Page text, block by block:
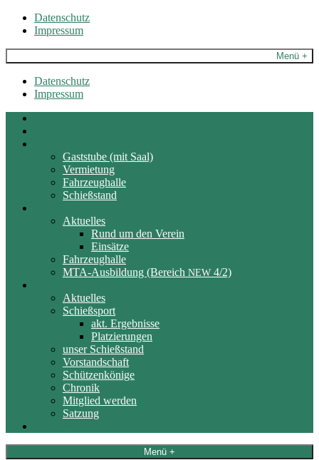
Skip
Datenschutz
Impressum
Menü +
Datenschutz
Impressum
Gaststube (mit Saal)
Vermietung
Fahrzeughalle
Schießstand
Aktuelles
Rund um den Verein
Einsätze
Fahrzeughalle
MTA-Ausbildung (Bereich NEW 4/2)
Aktuelles
Schießsport
akt. Ergebnisse
Platzierungen
unser Schießstand
Vorstandschaft
Schützenkönige
Chronik
Mitglied werden
Satzung
Menü +